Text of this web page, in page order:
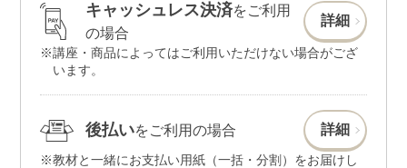
キャッシュレス決済をご利用
の場合
詳細
講座・商品によってはご利用いただけない場合がござ
います。
後払いをご利用の場合 詳細
教材と一緒にお支払い用紙（一括・分割）をお届けし